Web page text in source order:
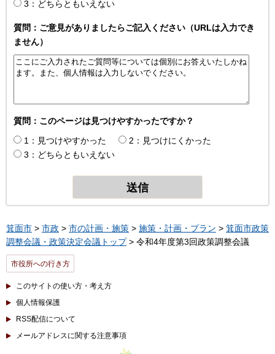
3：どちらともいえない
質問：ご意見がありましたらご記入ください（URLは入力でき
ません）
質問：このページは見つけやすかったですか？
1：見つけやすかった
2：見つけにくかった
3：どちらともいえない
箕面市 > 市政 > 市の計画・施策 > 施策・計画・プラン > 箕面市政策
調整会議・政策決定会議トップ> 令和4年度第3回政策調整会議
市役所への行き方
このサイトの使い方・考え方
個人情報保護
RSS配信について
メールアドレスに関する注意事項